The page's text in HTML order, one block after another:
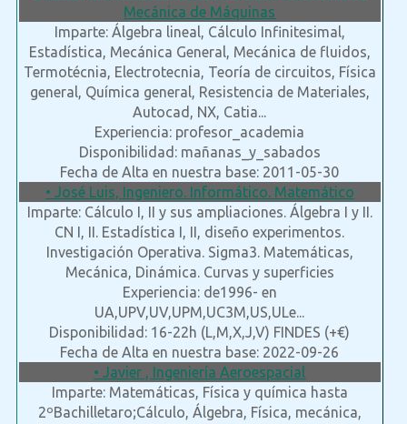
Mecánica de Máquinas
Imparte: Álgebra lineal, Cálculo Infinitesimal,
Estadística, Mecánica General, Mecánica de fluidos,
Termotécnia, Electrotecnia, Teoría de circuitos, Física
general, Química general, Resistencia de Materiales,
Autocad, NX, Catia...
Experiencia: profesor_academia
Disponibilidad: mañanas_y_sabados
Fecha de Alta en nuestra base: 2011-05-30
• José Luis, Ingeniero. Informático. Matemático
Imparte: Cálculo I, II y sus ampliaciones. Álgebra I y II.
CN I, II. Estadística I, II, diseño experimentos.
Investigación Operativa. Sigma3. Matemáticas,
Mecánica, Dinámica. Curvas y superficies
Experiencia: de1996- en
UA,UPV,UV,UPM,UC3M,US,ULe...
Disponibilidad: 16-22h (L,M,X,J,V) FINDES (+€)
Fecha de Alta en nuestra base: 2022-09-26
• Javier , Ingeniería Aeroespacial
Imparte: Matemáticas, Física y química hasta
2ºBachilletaro;Cálculo, Álgebra, Física, mecánica,